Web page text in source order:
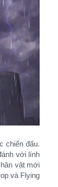
chiến đấu.
với lính
vật mới
và Flying